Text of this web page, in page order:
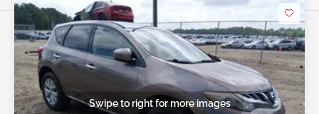
Swipe to right for more images